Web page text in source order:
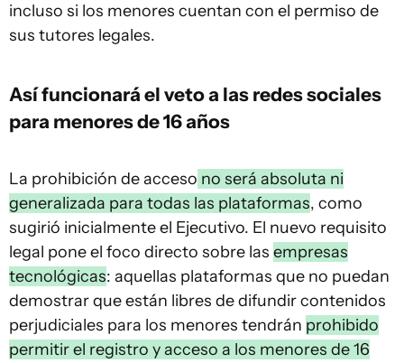
incluso si los menores cuentan con el permiso de
sus tutores legales.
Así funcionará el veto a las redes sociales
para menores de 16 años
La prohibición de acceso no será absoluta ni
generalizada para todas las plataformas, como
sugirió inicialmente el Ejecutivo. El nuevo requisito
legal pone el foco directo sobre las empresas
tecnológicas: aquellas plataformas que no puedan
demostrar que están libres de difundir contenidos
perjudiciales para los menores tendrán prohibido
permitir el registro y acceso a los menores de 16